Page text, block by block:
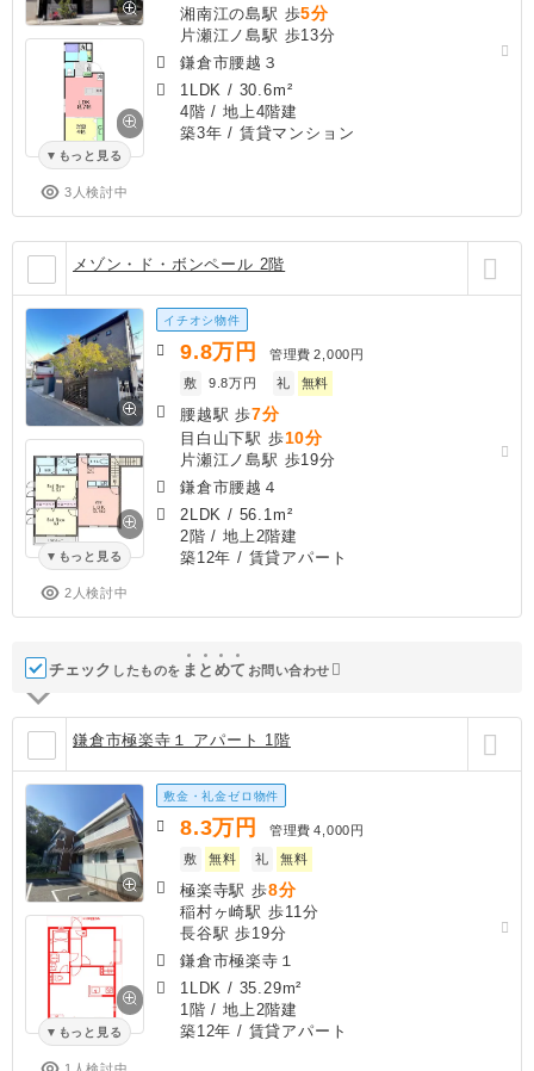
もっと見る
3人検討中
湘南江の島駅 歩5分
片瀬江ノ島駅 歩13分
鎌倉市腰越３
1LDK / 30.6m²
4階 / 地上4階建
築3年 / 賃貸マンション
メゾン・ド・ボンペール 2階
もっと見る
2人検討中
イチオシ物件
9.8万円 管理費 2,000円
敷
9.8万円 礼 無料
腰越駅 歩7分
目白山下駅 歩10分
片瀬江ノ島駅 歩19分
鎌倉市腰越４
2LDK / 56.1m²
2階 / 地上2階建
築12年 / 賃貸アパート
チェック したものを ま と めて お問い合わせ
鎌倉市極楽寺１ アパート 1階
もっと見る
敷金・礼金ゼロ物件
8.3万円 管理費 4,000円
敷
無料 礼 無料
極楽寺駅 歩8分
稲村ヶ崎駅 歩11分
長谷駅 歩19分
鎌倉市極楽寺１
1LDK / 35.29m²
1階 / 地上2階建
築12年 / 賃貸アパート